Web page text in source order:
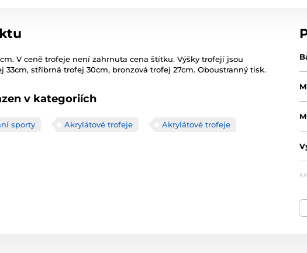
V ceně trofeje není zahrnuta cena štítku. Výšky trofejí jsou
33cm, stříbrná trofej 30cm, bronzová trofej 27cm. Oboustranný tisk.
v kategoriích
sporty Akrylátové trofeje Akrylátové trofeje